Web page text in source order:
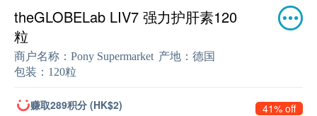
theGLOBELab LIV7 强力护肝素120
粒
商户名称： Pony Supermarket 产地： 德国
包装： 120粒
赚取289积分 (HK$2) 41% off